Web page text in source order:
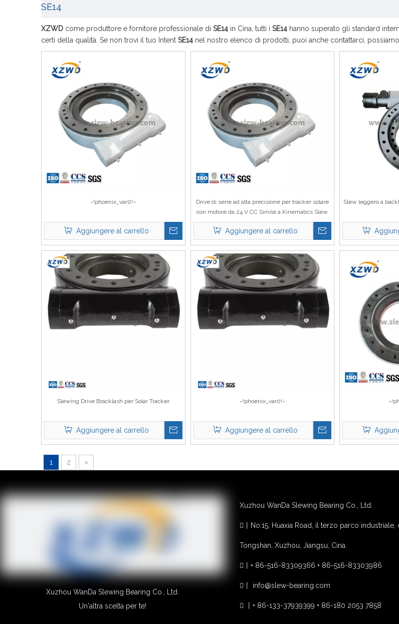
SE14
XZWD come produttore e fornitore professionale di SE14 in Cina, tutti i SE14 hanno superato gli standard
certi della qualità. Se non trovi il tuo Intent SE14 nel nostro elenco di prodotti, puoi anche contattarci,
~!phoenix_var0!~
Aggiungere al carrello
Drive di serie ad alta precisione per tracker solare
con motore da 24 V CC Simile a Kinematics Slew
Drive
Aggiungere al carrello
Slew leggero a
Slewing Drive Bracklash per Solar Tracker
Aggiungere al carrello
~!phoenix_var0!~
Aggiungere al carrello
1 2 »
Xuzhou WanDa Slewing Bearing Co., Ltd.
Un'altra scelta per te!
Xuzhou WanDa Slewing Bearing Co., Ltd.
 No.15, Huaxia Road, il terzo parco industriale,
Tongshan, Xuzhou, Jiangsu, Cina.
 + 86-516-83309366 + 86-516-83303986
 info@slew-bearing.com
 + 86-133-37939399 + 86-180 2053 7858